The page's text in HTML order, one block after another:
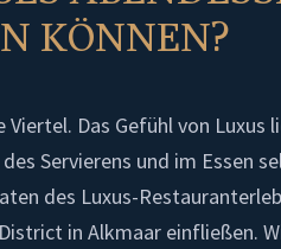
KÖNNEN?
Viertel. Das Gefühl von Luxus
Servierens und im Essen
des Luxus-
in Alkmaar einfließen.